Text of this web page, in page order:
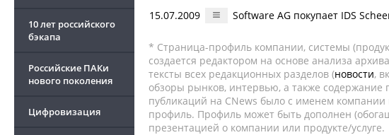
10 лет российского
бэкапа
Российские ПАКи
нового поколения
Цифровизация
15.07.2009 Software AG покупает IDS
* Страница-профиль компании, системы
создается редактором на основе анализа
тексты всех редакционных разделов (новости,
обзоры рынков, интервью, а также содержание
публикаций на CNews было с именем
профиль. Профиль может быть дополнен
презентацией о компании или продукте/услуге.